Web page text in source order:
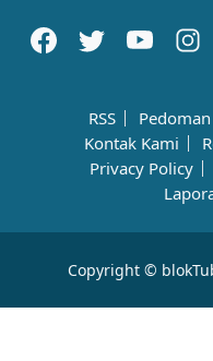
RSS
Kontak Kami
Privacy Policy
Copyright ©